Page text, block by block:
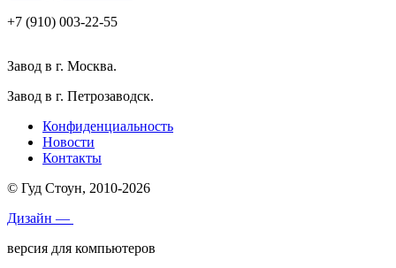
+7 (910) 003-22-55
Завод в г. Москва.
Завод в г. Петрозаводск.
Конфиденциальность
Новости
Контакты
© Гуд Стоун, 2010-2026
Дизайн —
версия для компьютеров